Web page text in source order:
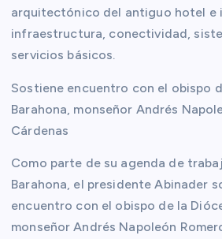
arquitectónico del antiguo hotel e
infraestructura, conectividad,
servicios básicos.
Sostiene encuentro con el obispo
Barahona, monseñor Andrés
Cárdenas
Como parte de su agenda de
Barahona, el presidente Abinader
encuentro con el obispo de la
monseñor Andrés Napoleón